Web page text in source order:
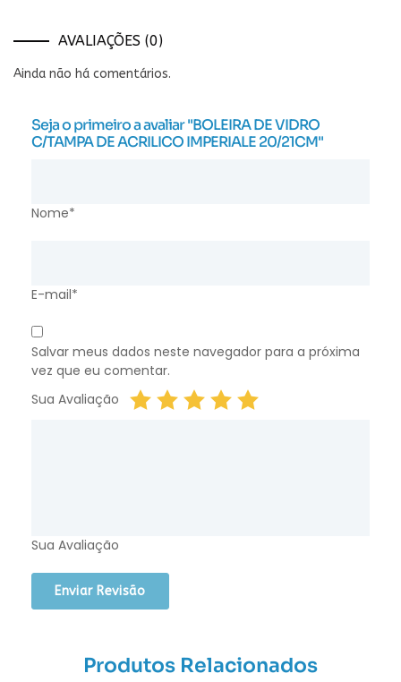
AVALIAÇÕES (0)
Ainda não há comentários.
Seja o primeiro a avaliar "BOLEIRA DE VIDRO
C/TAMPA DE ACRILICO IMPERIALE 20/21CM"
Nome*
E-mail*
Salvar meus dados neste navegador para a próxima
vez que eu comentar.
Sua Avaliação
Sua Avaliação
Produtos Relacionados